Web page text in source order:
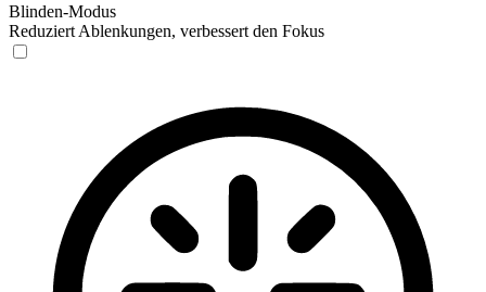
Blinden-Modus
Reduziert Ablenkungen, verbessert den Fokus